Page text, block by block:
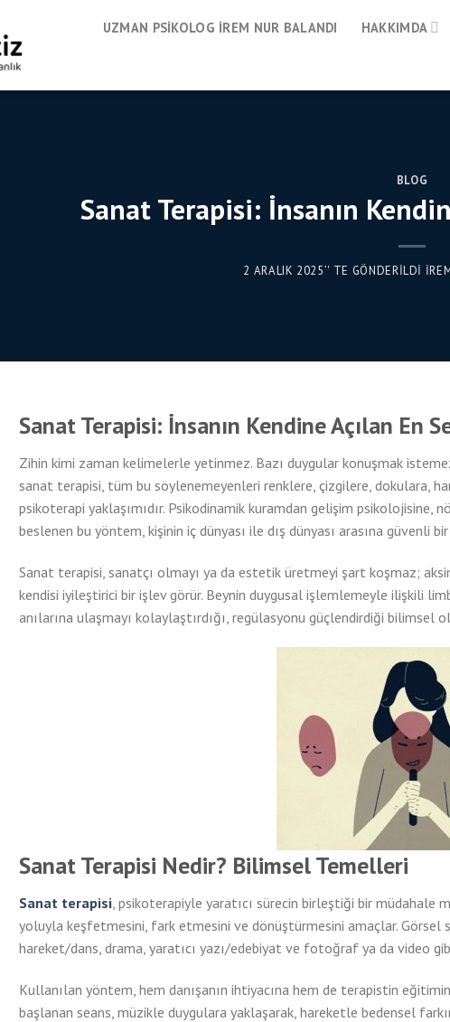
UZMAN PSIKOLOG İREM NUR BALANDI HAKKIMDA
BLOG
Sanat Terapisi: İnsanın
2 ARALIK 2025’' TE GÖNDERILDI
Sanat Terapisi: İnsanın Kendine Açılan En
Zihin kimi zaman kelimelerle yetinmez. Bazı duygular konuşmak
sanat terapisi, tüm bu söylenemeyenleri renklere, çizgilere, dokulara,
psikoterapi yaklaşımıdır. Psikodinamik kuramdan gelişim
beslenen bu yöntem, kişinin iç dünyası ile dış dünyası arasına güvenli
Sanat terapisi, sanatçı olmayı ya da estetik üretmeyi şart koşmaz;
kendisi iyileştirici bir işlev görür. Beynin duygusal işlemlemeyle ilişkili
anılarına ulaşmayı kolaylaştırdığı, regülasyonu güçlendirdiği bilimsel
Sanat Terapisi Nedir? Bilimsel Temelleri
Sanat terapisi, psikoterapiyle yaratıcı sürecin birleştiği bir müdahale
yoluyla keşfetmesini, fark etmesini ve dönüştürmesini amaçlar. Görsel
hareket/dans, drama, yaratıcı yazı/edebiyat ve fotoğraf ya da video
Kullanılan yöntem, hem danışanın ihtiyacına hem de terapistin
başlanan seans, müzikle duygulara yaklaşarak, hareketle bedensel